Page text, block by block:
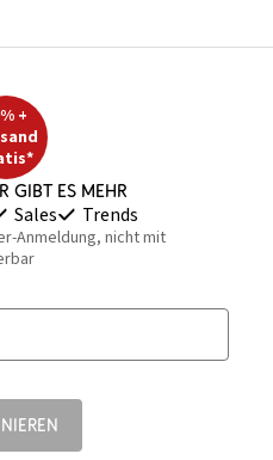
+
gibt es mehr
Sales Trends
Anmeldung, nicht mit